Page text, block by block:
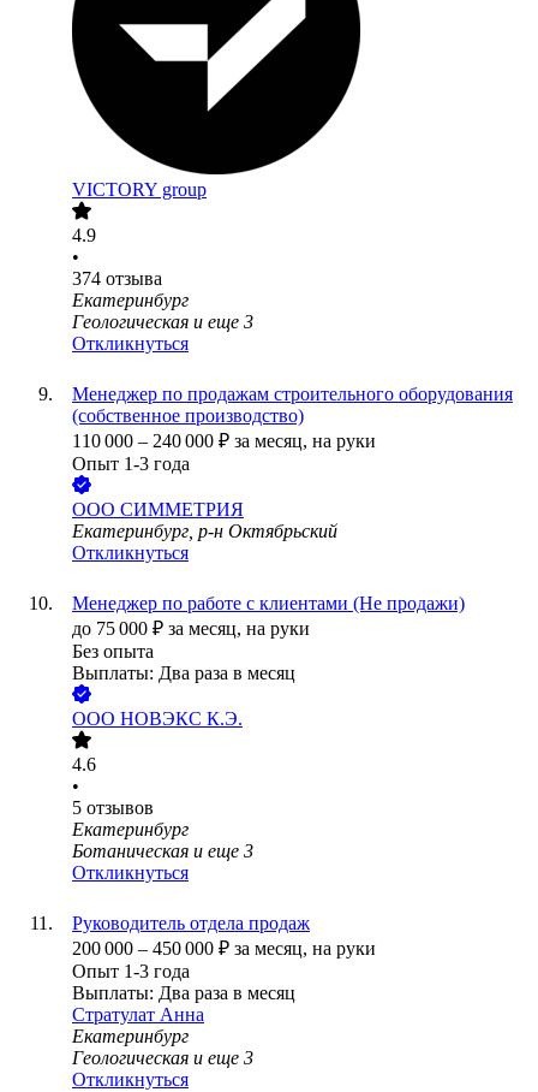
VICTORY group
4.9
•
374 отзыва
Екатеринбург
Геологическая и еще 3
Откликнуться
Менеджер по продажам строительного оборудования
(собственное производство)
110 000 – 240 000 ₽ за месяц, на руки
Опыт 1-3 года
ООО СИММЕТРИЯ
Екатеринбург, р-н Октябрьский
Откликнуться
Менеджер по работе с клиентами (Не продажи)
до 75 000 ₽ за месяц, на руки
Без опыта
Выплаты: Два раза в месяц
ООО НОВЭКС К.Э.
4.6
•
5 отзывов
Екатеринбург
Ботаническая и еще 3
Откликнуться
Руководитель отдела продаж
200 000 – 450 000 ₽ за месяц, на руки
Опыт 1-3 года
Выплаты: Два раза в месяц
Стратулат Анна
Екатеринбург
Геологическая и еще 3
Откликнуться